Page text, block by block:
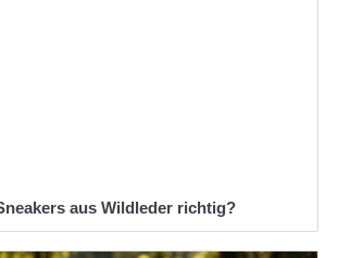
aus Wildleder richtig?